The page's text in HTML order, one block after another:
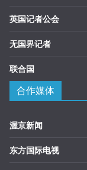
英国记者公会
无国界记者
联合国
合作媒体
渥京新闻
东方国际电视